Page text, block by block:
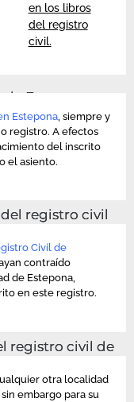
en los libros
del registro
civil.
de Estepona
Estepona , siempre y
registro. A efectos
del inscrito
el asiento.
registro civil
Civil de
contraído
de Estepona,
en este registro.
registro civil de
otra localidad
embargo para su